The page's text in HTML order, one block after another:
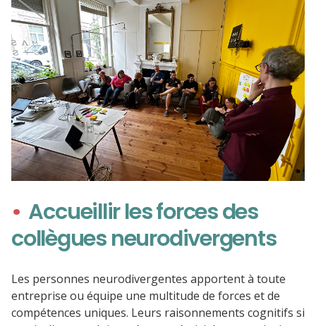
Accueillir les forces des
collègues neurodivergents
Les personnes neurodivergentes apportent à toute
entreprise ou équipe une multitude de forces et de
compétences uniques. Leurs raisonnements cognitifs si